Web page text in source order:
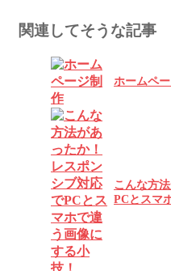
関連してそうな記事
ホームペ
こんな方
PCとスマ